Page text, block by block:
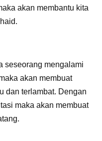
akan membantu kita
seseorang mengalami
akan membuat
dan terlambat. Dengan
maka akan membuat